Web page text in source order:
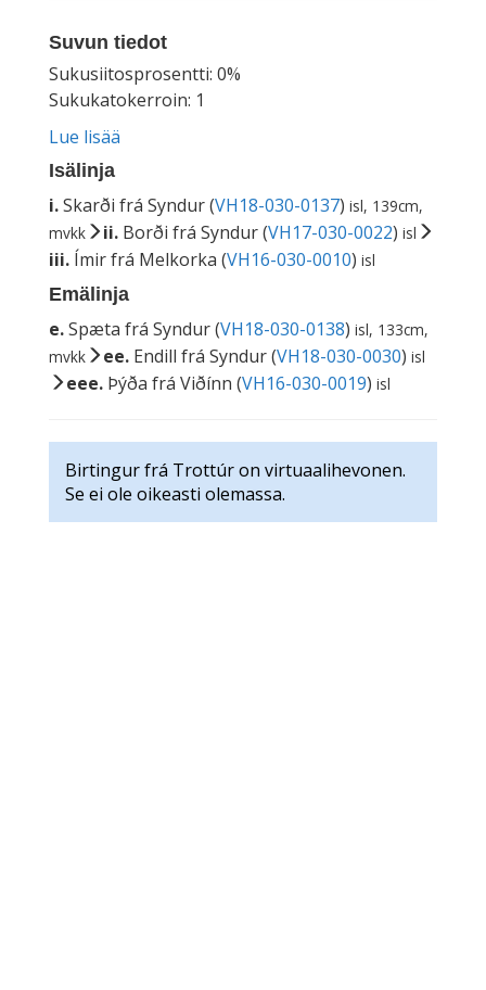
Suvun tiedot
Sukusiitosprosentti: 0%
Sukukatokerroin: 1
Lue lisää
Isälinja
i.Skarði frá Syndur (VH18-030-0137) isl, 139cm,
mvkk
ii. Borði frá Syndur (VH17-030-0022) isl
iii. Ímir frá Melkorka (VH16-030-0010) isl
Emälinja
e.Spæta frá Syndur (VH18-030-0138) isl, 133cm,
mvkk
ee. Endill frá Syndur (VH18-030-0030) isl
eee. Þýða frá Viðínn (VH16-030-0019) isl
Birtingur frá Trottúr on virtuaalihevonen.
Se ei ole oikeasti olemassa.